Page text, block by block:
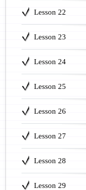
Lesson 22
Lesson 23
Lesson 24
Lesson 25
Lesson 26
Lesson 27
Lesson 28
Lesson 29